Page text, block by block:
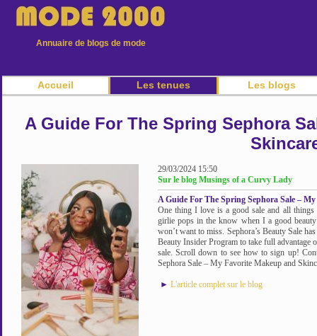
Annuaire de blogs de mode
Accueil Les tenues Les blogs
A Guide For The Spring Sephora
29/03/2024 15:50
Sur le blog Musings of a Curvy Lady
A Guide For The Spring Sephora Sale –
One thing I love is a good sale and all
girlie pops in the know when I a good
won’t want to miss. Sephora’s Beauty Sale
Beauty Insider Program to take full advantage
sale. Scroll down to see how to sign up!
Sephora Sale – My Favorite Makeup and
► L'article complet sur le blog